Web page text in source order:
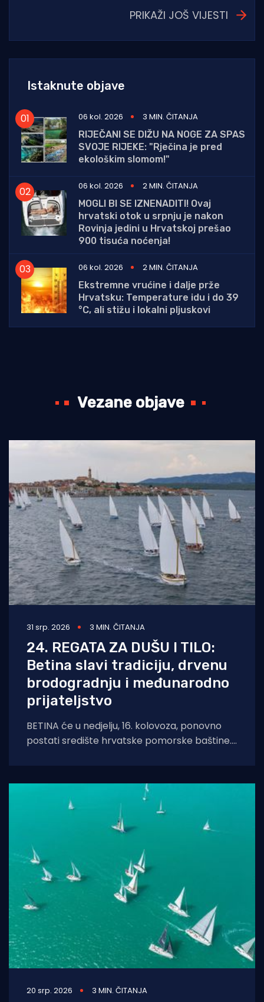
PRIKAŽI JOŠ VIJESTI
Istaknute objave
06 kol. 2026
3 MIN. ČITANJA
RIJEČANI SE DIŽU NA NOGE ZA SPAS
SVOJE RIJEKE: "Rječina je pred
ekološkim slomom!"
06 kol. 2026
2 MIN. ČITANJA
MOGLI BI SE IZNENADITI! Ovaj
hrvatski otok u srpnju je nakon
Rovinja jedini u Hrvatskoj prešao
900 tisuća noćenja!
06 kol. 2026
2 MIN. ČITANJA
Ekstremne vrućine i dalje prže
Hrvatsku: Temperature idu i do 39
°C, ali stižu i lokalni pljuskovi
Vezane objave
31 srp. 2026 3 MIN. ČITANJA
24. REGATA ZA DUŠU I TILO:
Betina slavi tradiciju, drvenu
brodogradnju i međunarodno
prijateljstvo
BETINA će u nedjelju, 16. kolovoza, ponovno
postati središte hrvatske pomorske baštine.
20 srp. 2026 3 MIN. ČITANJA